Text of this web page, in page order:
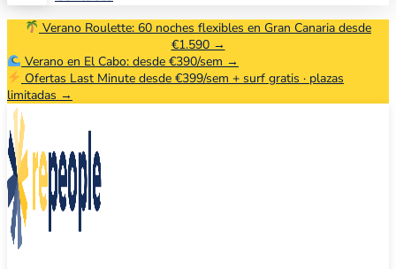
Verano Roulette: 60 noches flexibles en Gran Canaria desde
€1.590 →
Verano en El Cabo: desde €390/sem →
Ofertas Last Minute desde €399/sem + surf gratis · plazas
limitadas →